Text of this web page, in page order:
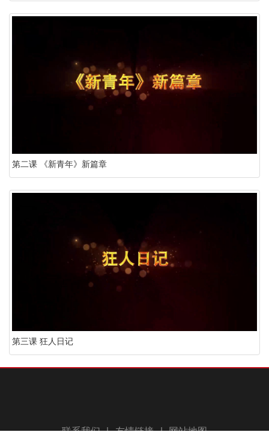
第二课 《新青年》新篇章
第三课 狂人日记